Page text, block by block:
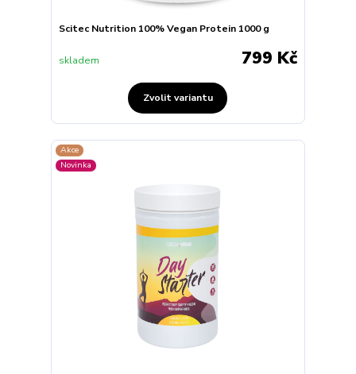
Scitec Nutrition 100% Vegan Protein 1000 g
799 Kč
skladem
Zvolit variantu
Akce
Novinka